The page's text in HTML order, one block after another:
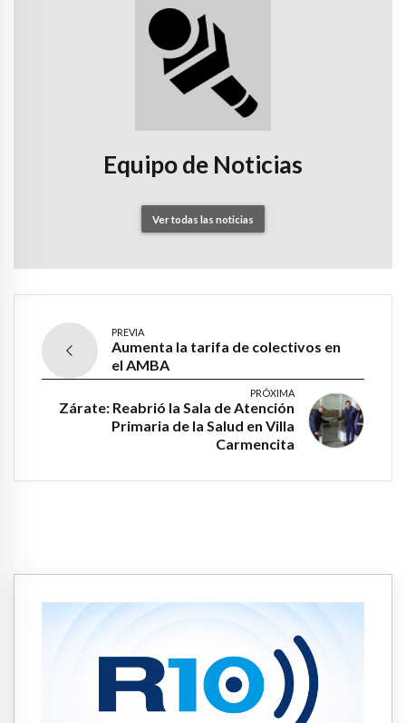
Equipo de Noticias
Ver todas las noticias
PREVIA
Aumenta la tarifa de colectivos en
el AMBA
PRÓXIMA
Zárate: Reabrió la Sala de Atención
Primaria de la Salud en Villa
Carmencita